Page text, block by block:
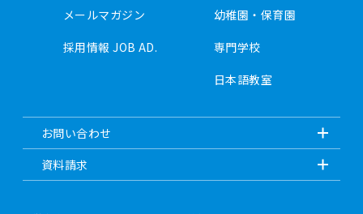
メールマガジン
採用情報 JOB AD.
幼稚園・保育園
専門学校
日本語教室
お問い合わせ
資料請求